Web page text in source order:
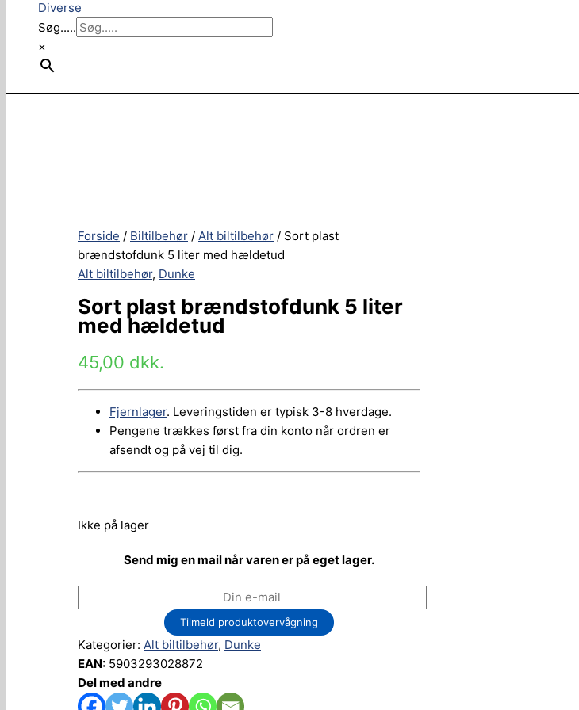
Diverse
Søg.....
×
Forside / Biltilbehør / Alt biltilbehør / Sort plast
brændstofdunk 5 liter med hældetud
Alt biltilbehør, Dunke
Sort plast brændstofdunk 5 liter
med hældetud
45,00 dkk.
Fjernlager. Leveringstiden er typisk 3-8 hverdage.
Pengene trækkes først fra din konto når ordren er
afsendt og på vej til dig.
Ikke på lager
Send mig en mail når varen er på eget lager.
Tilmeld produktovervågning
Kategorier: Alt biltilbehør, Dunke
EAN: 5903293028872
Del med andre